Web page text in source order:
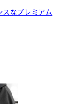
なプレミアム